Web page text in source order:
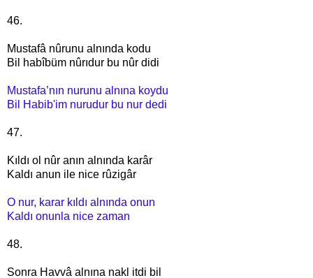
46.
Mustafâ nûrunu alnında kodu
Bil habîbüm nûrıdur bu nûr didi
Mustafa’nın nurunu alnına koydu
Bil Habib'im nurudur bu nur dedi
47.
Kıldı ol nûr anın alnında karâr
Kaldı anun ile nice rûzigâr
O nur, karar kıldı alnında onun
Kaldı onunla nice zaman
48.
Sonra Havvâ alnına nakl itdi bil